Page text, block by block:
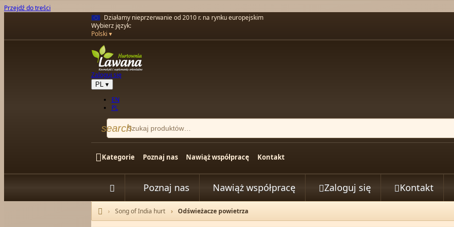
Przejdź do treści
Działamy nieprzerwanie od 2010 r. na rynku europejskim
Wybierz język:
Polski
Zaloguj się
PL ▾
EN
PL
search
Kategorie Poznaj nas Nawiąż współpracę Kontakt
 Poznaj nas Nawiąż współpracę Zaloguj się Kontakt

Strona główna
Song of India hurt Odświeżacze powietrza